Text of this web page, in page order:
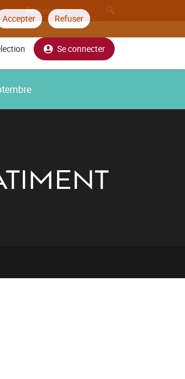
Accepter Refuser
Se connecter